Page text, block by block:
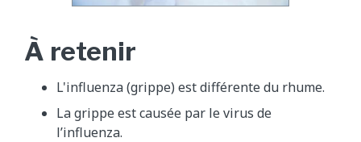
À retenir
L'influenza (grippe) est différente du rhume.
La grippe est causée par le virus de
l’influenza.